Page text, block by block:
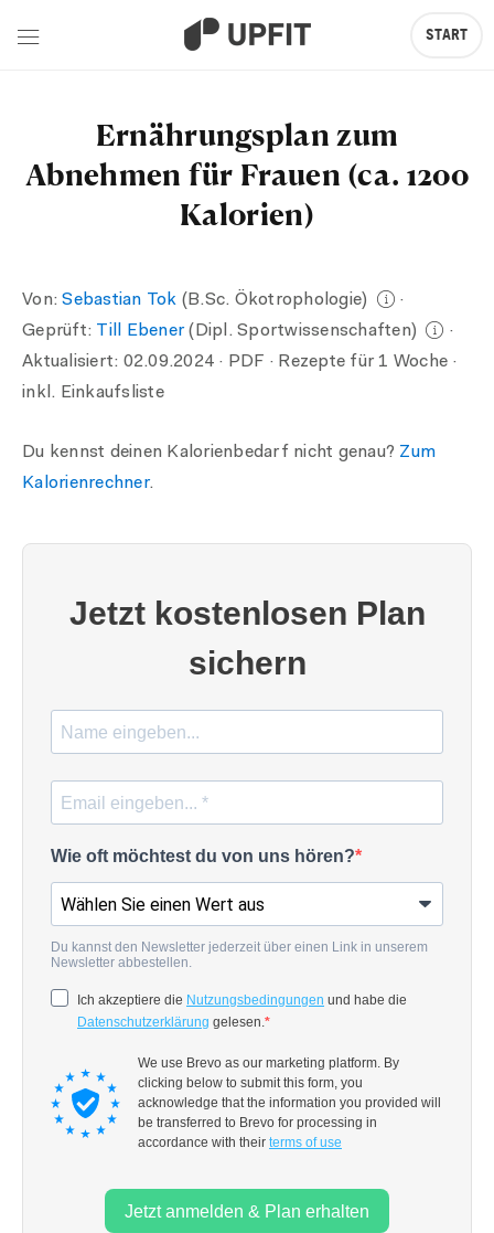
Ernährungsplan zum
Abnehmen für Frauen (ca. 1200
Kalorien)
Von:Sebastian Tok (B.Sc. Ökotrophologie)
·
Geprüft: Till Ebener(Dipl. Sportwissenschaften)
·
Aktualisiert: 02.09.2024 · PDF · Rezepte für 1 Woche ·
inkl. Einkaufsliste
Du kennst deinen Kalorienbedarf nicht genau? Zum
Kalorienrechner.
START